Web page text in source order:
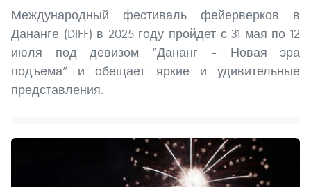
Международный фестиваль фейерверков в
Дананге (DIFF) в 2025 году пройдет с 31 мая по 12
июля под девизом “Дананг – Новая эра
подъема” и обещает яркие и удивительные
представления.